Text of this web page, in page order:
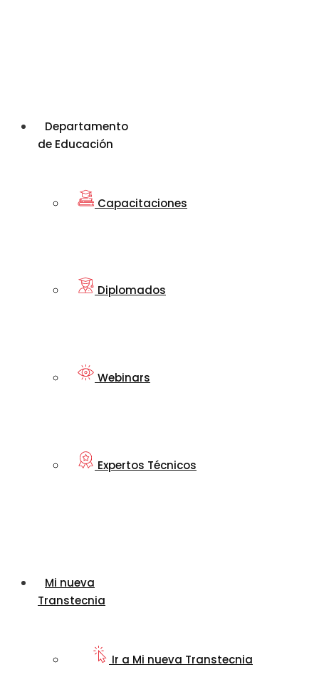
Departamento
de Educación
Capacitaciones
Diplomados
Webinars
Expertos Técnicos
Mi nueva
Transtecnia
Ir a Mi nueva Transtecnia